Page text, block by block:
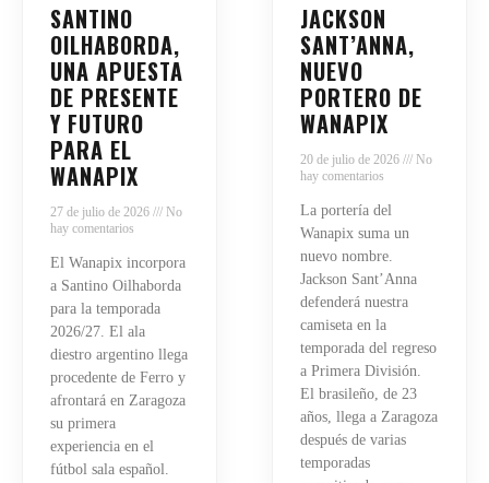
SANTINO
OILHABORDA,
UNA APUESTA
DE PRESENTE
Y FUTURO
PARA EL
WANAPIX
27 de julio de 2026
No
hay comentarios
El Wanapix incorpora
a Santino Oilhaborda
para la temporada
2026/27. El ala
diestro argentino llega
procedente de Ferro y
afrontará en Zaragoza
su primera
experiencia en el
fútbol sala español.
JACKSON
SANT’ANNA,
NUEVO
PORTERO DE
WANAPIX
20 de julio de 2026
No
hay comentarios
La portería del
Wanapix suma un
nuevo nombre.
Jackson Sant’Anna
defenderá nuestra
camiseta en la
temporada del regreso
a Primera División.
El brasileño, de 23
años, llega a Zaragoza
después de varias
temporadas